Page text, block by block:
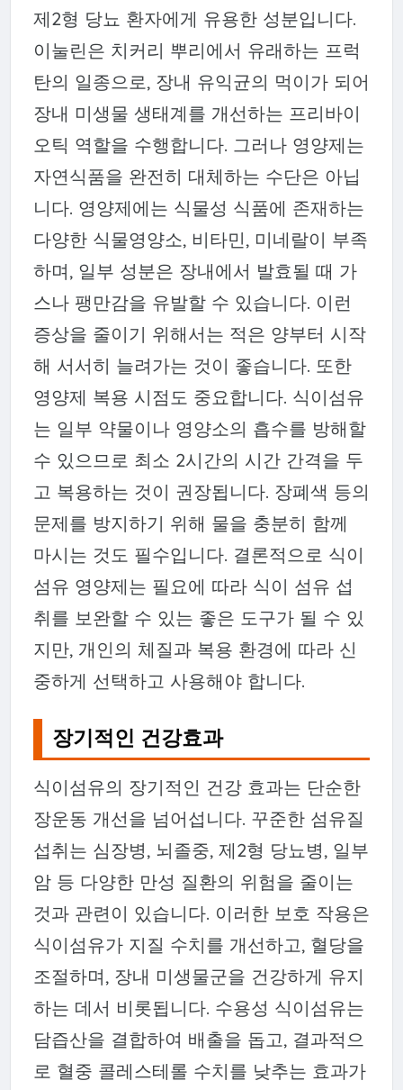
제2형 당뇨 환자에게 유용한 성분입니다.
이눌린은 치커리 뿌리에서 유래하는 프럭
탄의 일종으로, 장내 유익균의 먹이가 되어
장내 미생물 생태계를 개선하는 프리바이
오틱 역할을 수행합니다. 그러나 영양제는
자연식품을 완전히 대체하는 수단은 아닙
니다. 영양제에는 식물성 식품에 존재하는
다양한 식물영양소, 비타민, 미네랄이 부족
하며, 일부 성분은 장내에서 발효될 때 가
스나 팽만감을 유발할 수 있습니다. 이런
증상을 줄이기 위해서는 적은 양부터 시작
해 서서히 늘려가는 것이 좋습니다. 또한
영양제 복용 시점도 중요합니다. 식이섬유
는 일부 약물이나 영양소의 흡수를 방해할
수 있으므로 최소 2시간의 시간 간격을 두
고 복용하는 것이 권장됩니다. 장폐색 등의
문제를 방지하기 위해 물을 충분히 함께
마시는 것도 필수입니다. 결론적으로 식이
섬유 영양제는 필요에 따라 식이 섬유 섭
취를 보완할 수 있는 좋은 도구가 될 수 있
지만, 개인의 체질과 복용 환경에 따라 신
중하게 선택하고 사용해야 합니다.
장기적인 건강효과
식이섬유의 장기적인 건강 효과는 단순한
장운동 개선을 넘어섭니다. 꾸준한 섬유질
섭취는 심장병, 뇌졸중, 제2형 당뇨병, 일부
암 등 다양한 만성 질환의 위험을 줄이는
것과 관련이 있습니다. 이러한 보호 작용은
식이섬유가 지질 수치를 개선하고, 혈당을
조절하며, 장내 미생물군을 건강하게 유지
하는 데서 비롯됩니다. 수용성 식이섬유는
담즙산을 결합하여 배출을 돕고, 결과적으
로 혈중 콜레스테롤 수치를 낮추는 효과가